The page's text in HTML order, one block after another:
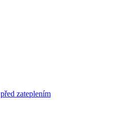
před zateplením